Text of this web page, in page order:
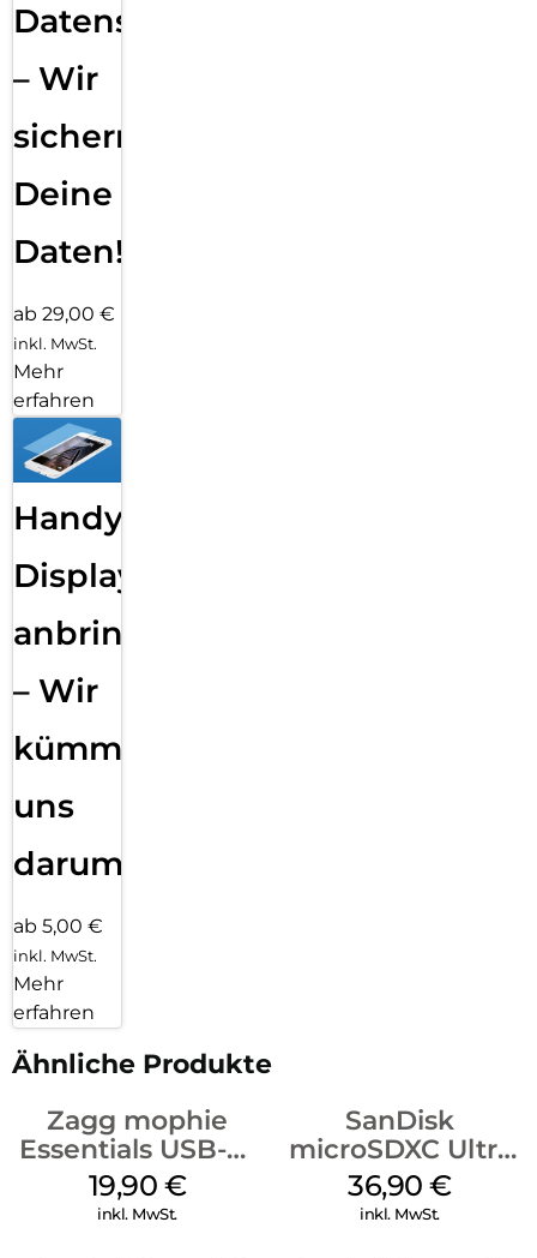
Datensicherung
– Wir
sichern
Deine
Daten!
ab 29,00 €
inkl. MwSt.
Mehr
erfahren
Handy
Displayfolie
anbringen
– Wir
kümmern
uns
darum!
ab 5,00 €
inkl. MwSt.
Mehr
erfahren
Ähnliche Produkte
Zagg mophie
Essentials USB-C-
20W Charger PD
Weiß
19,90 €
inkl. MwSt.
SanDisk
microSDXC Ultra
128 GB + Adapter
Mobile
36,90€
inkl. MwSt.